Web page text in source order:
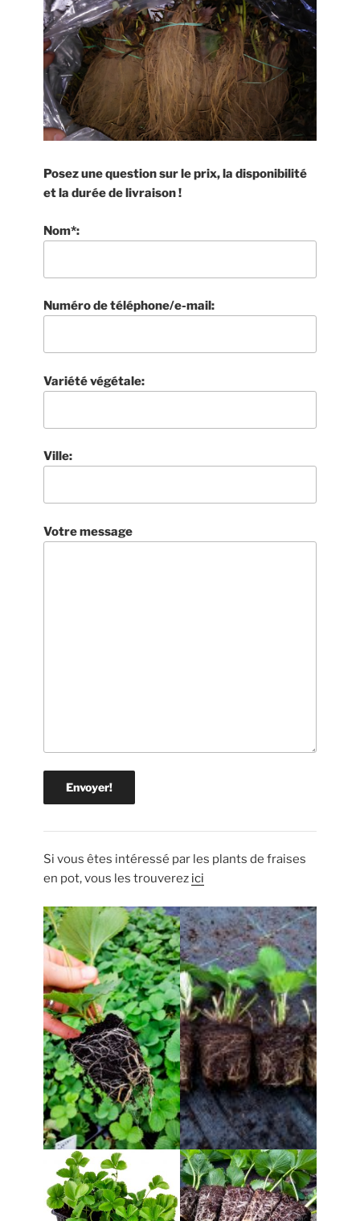
Posez une question sur le prix, la disponibilité
et la durée de livraison !
Nom*:
Numéro de téléphone/e-mail:
Variété végétale:
Ville:
Votre message
Si vous êtes intéressé par les plants de fraises
en pot, vous les trouverez ici